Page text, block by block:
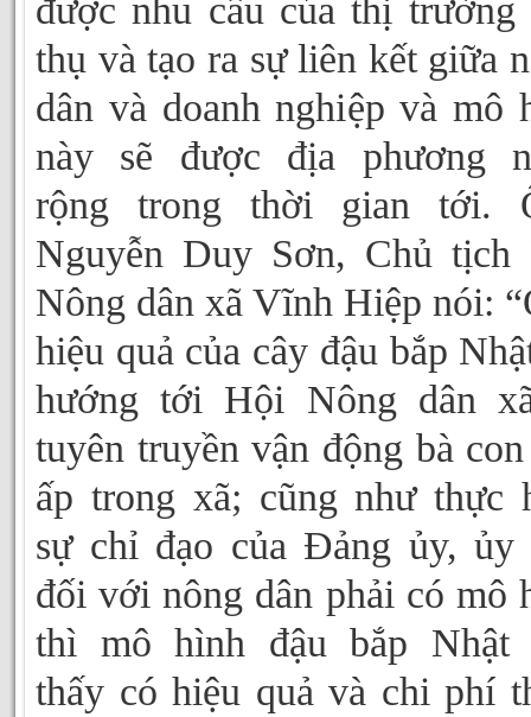
được nhu cầu của thị trường
thụ và tạo ra sự liên kết giữa
dân và doanh nghiệp và mô
này sẽ được địa phương
rộng trong thời gian tới.
Nguyễn Duy Sơn, Chủ tịch
Nông dân xã Vĩnh Hiệp nói:
hiệu quả của cây đậu bắp
hướng tới Hội Nông dân
tuyên truyền vận động bà
ấp trong xã; cũng như thực
sự chỉ đạo của Đảng ủy, ủy
đối với nông dân phải có mô
thì mô hình đậu bắp Nhật
thấy có hiệu quả và chi phí